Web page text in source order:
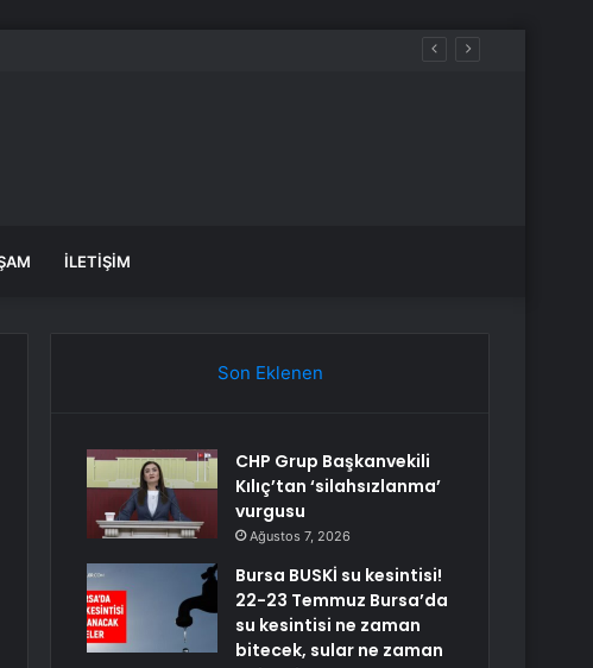
sular ne zaman gelecek?
İLETIŞIM
Son Eklenen
CHP Grup Başkanvekili
Kılıç’tan ‘silahsızlanma’
vurgusu
Ağustos 7, 2026
Bursa BUSKİ su kesintisi!
22-23 Temmuz Bursa’da
su kesintisi ne zaman
bitecek, sular ne zaman